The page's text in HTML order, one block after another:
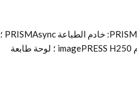
خوادم الطباعة خادم الطباعة PRISMAsync: خادم الطباعة PRISMAsync ؛
خادم LP imagePRESS H350 ؛ خادم imagePRESS H250 ؛ لوحة طابعة